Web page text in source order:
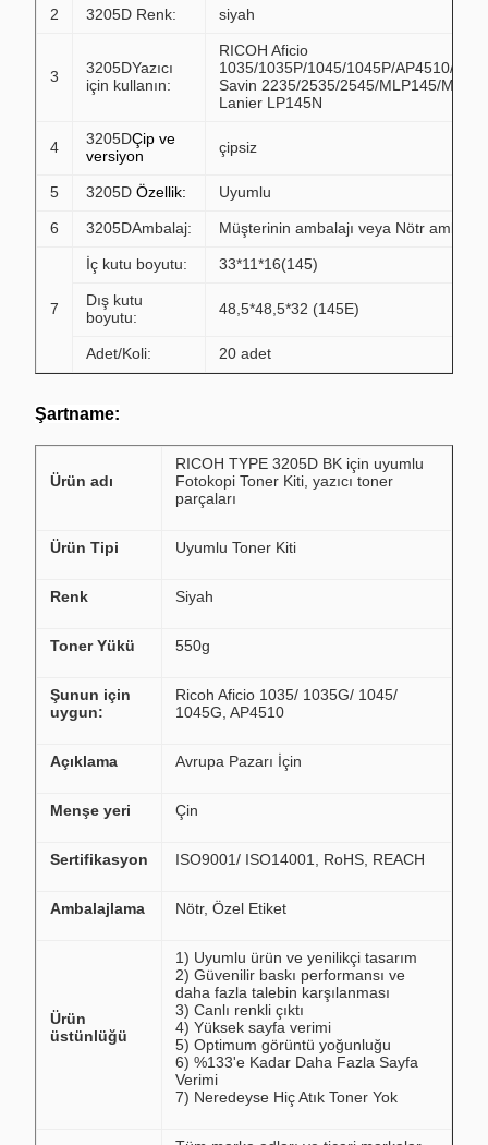
2 3205D Renk: siyah
3 3205DYazıcı
için kullanın:
RICOH Aficio
1035/1035P/1045/1045P/AP4510/
Savin 2235/2535/2545/MLP145/
Lanier LP145N
4 3205DÇip ve
versiyon
çipsiz
5 3205D Özellik: Uyumlu
6 3205DAmbalaj: Müşterinin ambalajı veya Nötr ambalajı
7
İç kutu boyutu: 33*11*16(145)
Dış kutu
boyutu:
48,5*48,5*32 (145E)
Adet/Koli: 20 adet
Şartname:
Ürün adı
RICOH TYPE 3205D BK için uyumlu
Fotokopi Toner Kiti, yazıcı toner
parçaları
Ürün Tipi Uyumlu Toner Kiti
Renk Siyah
Toner Yükü 550g
Şunun için
uygun:
Ricoh Aficio 1035/ 1035G/ 1045/
1045G, AP4510
Açıklama Avrupa Pazarı İçin
Menşe yeri Çin
Sertifikasyon ISO9001/ ISO14001, RoHS, REACH
Ambalajlama Nötr, Özel Etiket
Ürün
üstünlüğü
1) Uyumlu ürün ve yenilikçi tasarım
2) Güvenilir baskı performansı ve
daha fazla talebin karşılanması
3) Canlı renkli çıktı
4) Yüksek sayfa verimi
5) Optimum görüntü yoğunluğu
6) %133'e Kadar Daha Fazla Sayfa
Verimi
7) Neredeyse Hiç Atık Toner Yok